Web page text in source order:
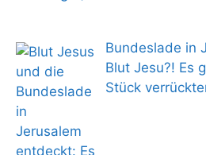
Bundeslade in
Blut Jesu?! Es
Stück